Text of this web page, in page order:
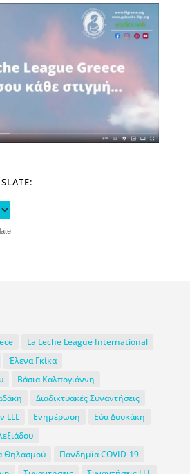
La Leche League International
Έλενα Γκίκα
Βάσια Καλπογιάννη
Διαδικτυακές Συναντήσεις
LLL
Ενημέρωση
Εύα Δουκάκη
Θηλασμού
Πανδημία COVID-19